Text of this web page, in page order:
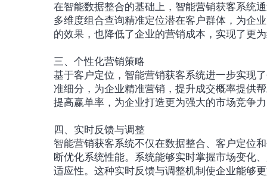
在智能数据整合的基础上，智能营销获客系统
多维度组合查询精准定位潜在客户群体，为企
的效果，也降低了企业的营销成本，实现了更
三、个性化营销策略
基于客户定位，智能营销获客系统进一步实现
准细分，为企业精准营销，提升成交概率提供
提高赢单率，为企业打造更为强大的市场竞争
四、实时反馈与调整
智能营销获客系统不仅在数据整合、客户定位
断优化系统性能。系统能够实时掌握市场变化
适应性。这种实时反馈与调整机制使企业能够